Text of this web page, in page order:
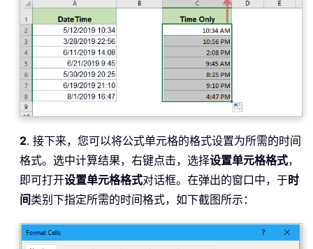
2. 接下来，您可以将公式单元格的格式设置为所需的时间
格式。选中计算结果，右键点击，选择设置单元格格式，
即可打开设置单元格格式对话框。在弹出的窗口中，于时
间类别下指定所需的时间格式，如下截图所示：